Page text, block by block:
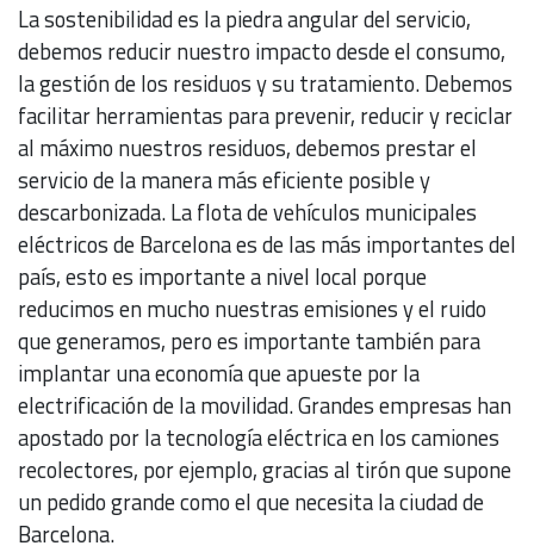
La sostenibilidad es la piedra angular del servicio,
debemos reducir nuestro impacto desde el consumo,
la gestión de los residuos y su tratamiento. Debemos
facilitar herramientas para prevenir, reducir y reciclar
al máximo nuestros residuos, debemos prestar el
servicio de la manera más eficiente posible y
descarbonizada. La flota de vehículos municipales
eléctricos de Barcelona es de las más importantes del
país, esto es importante a nivel local porque
reducimos en mucho nuestras emisiones y el ruido
que generamos, pero es importante también para
implantar una economía que apueste por la
electrificación de la movilidad. Grandes empresas han
apostado por la tecnología eléctrica en los camiones
recolectores, por ejemplo, gracias al tirón que supone
un pedido grande como el que necesita la ciudad de
Barcelona.